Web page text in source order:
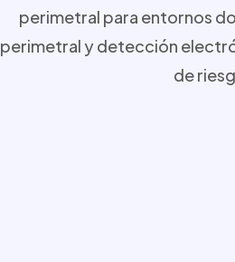
perimetral para entornos
perimetral y detección
de